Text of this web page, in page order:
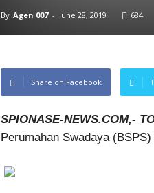
By Agen 007 - June 28, 2019 684
Share on Facebook
SPIONASE-NEWS.COM,-
Perumahan Swadaya